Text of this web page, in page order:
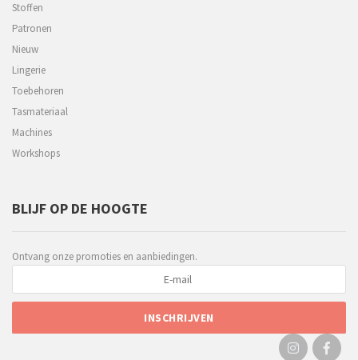
Stoffen
Patronen
Nieuw
Lingerie
Toebehoren
Tasmateriaal
Machines
Workshops
BLIJF OP DE HOOGTE
Ontvang onze promoties en aanbiedingen.